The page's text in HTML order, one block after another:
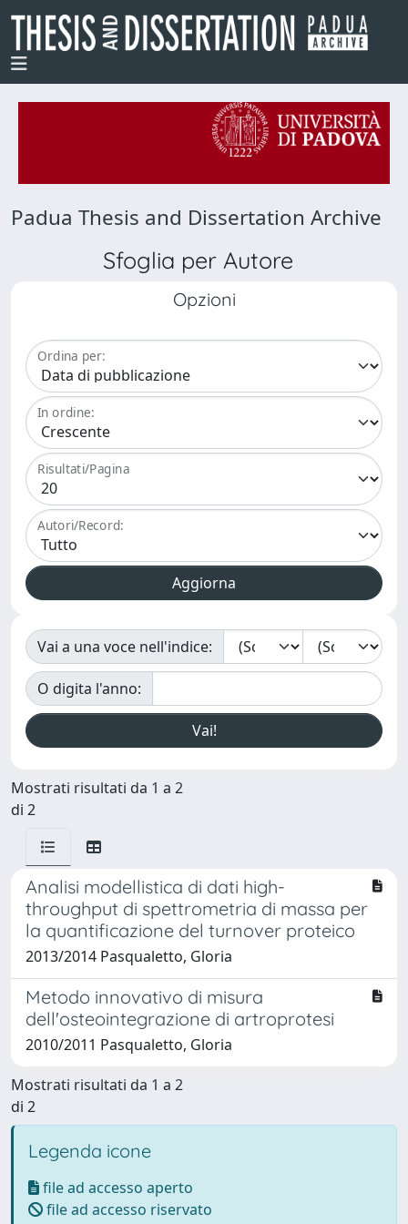
Padua Thesis and Dissertation Archive
Sfoglia per Autore
Opzioni
Ordina per:
In ordine:
Risultati/Pagina
Autori/Record:
Vai a una voce nell'indice:
O digita l'anno:
Mostrati risultati da 1 a 2
di 2
Analisi modellistica di dati high-
throughput di spettrometria di massa per
la quantificazione del turnover proteico
2013/2014 Pasqualetto, Gloria
Metodo innovativo di misura
dell'osteointegrazione di artroprotesi
2010/2011 Pasqualetto, Gloria
Mostrati risultati da 1 a 2
di 2
Legenda icone
file ad accesso aperto
file ad accesso riservato